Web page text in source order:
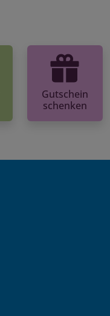
Gutschein
schenken